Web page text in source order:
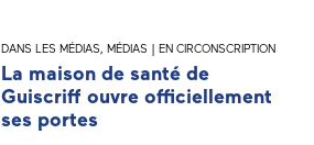
DANS LES MÉDIAS, MÉDIAS | EN CIRCONSCRIPTION
La maison de santé de
Guiscriff ouvre officiellement
ses portes